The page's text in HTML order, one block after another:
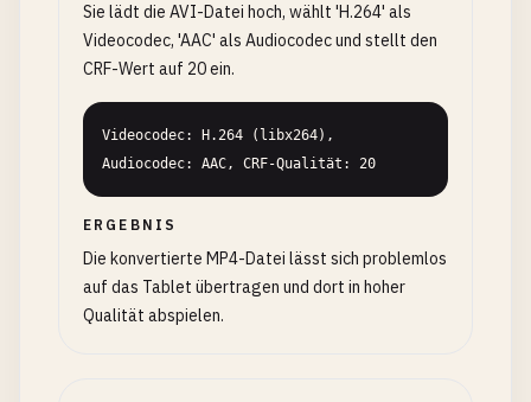
Sie lädt die AVI-Datei hoch, wählt 'H.264' als
Videocodec, 'AAC' als Audiocodec und stellt den
CRF-Wert auf 20 ein.
Videocodec: H.264 (libx264),
Audiocodec: AAC, CRF-Qualität: 20
ERGEBNIS
Die konvertierte MP4-Datei lässt sich problemlos
auf das Tablet übertragen und dort in hoher
Qualität abspielen.